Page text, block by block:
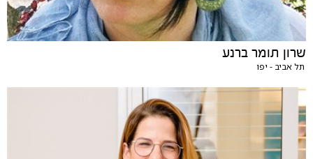
שרון תומר ברנע
תל אביב - יפו